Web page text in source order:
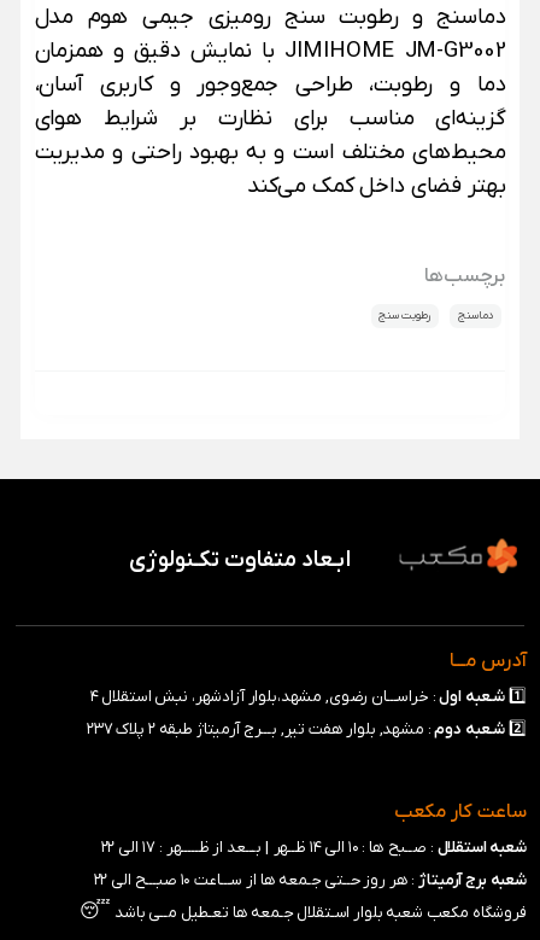
دماسنج و رطوبت سنج رومیزی جیمی هوم مدل
JIMIHOME JM-G3002 با نمایش دقیق و همزمان
دما و رطوبت، طراحی جمع‌وجور و کاربری آسان،
گزینه‌ای مناسب برای نظارت بر شرایط هوای
محیط‌های مختلف است و به بهبود راحتی و مدیریت
بهتر فضای داخل کمک می‌کند
برچسب‌ها
دماسنج رطوبت سنج
ابـعاد متفاوت تکـنولوژی
آدرس مـــا
1️⃣ شـعبه اول: خراســـان رضوی, مشهد،بلوار آزادشهر، نبش استقلال ۴
2️⃣ شـعبه دوم: مشهد, بلوار هفت تیر, بـــرج آرمیتاژ طبقه ۲ پلاک ۲۳۷
ساعت کار مکعب
شعبه استقلال : صــبح ها : ۱۰ الی ۱۴ ظــهر |
بـــعد از ظـــــهر : ۱۷ الی ۲۲
شعبه برج آرمیتاژ : هر روز حــتی جـمعه ها از ســـاعت ۱۰ صبـــح الی ۲۲
فروشگاه مکعب شعبه بلوار اسـتقلال جـمعه ها تعـطیل مــی باشد
😴